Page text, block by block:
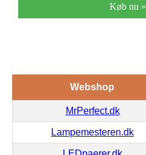
Køb nu »
Webshop
MrPerfect.dk
Lampemesteren.dk